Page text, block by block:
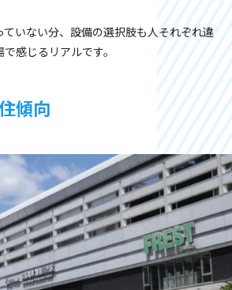
ていない分、設備の選択肢も人それぞれ違
感じるリアルです。
傾向